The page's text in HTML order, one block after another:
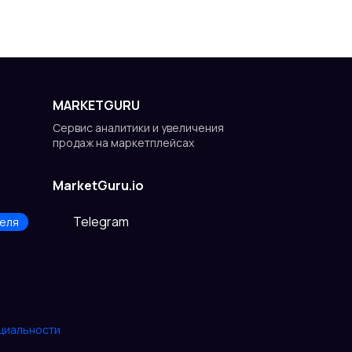
MARKETGURU
Сервис аналитики и увеличения
продаж на маркетплейсах
MarketGuru.io
Telegram